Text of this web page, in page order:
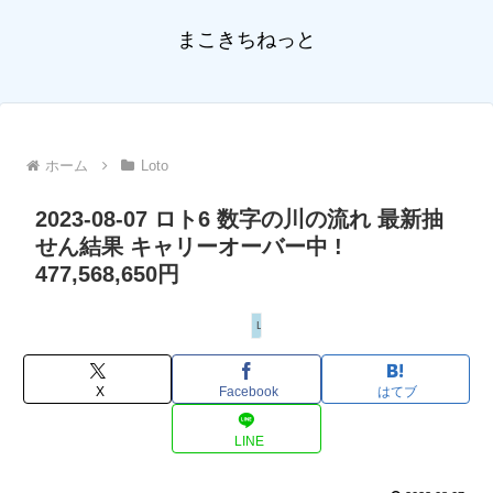
まこきちねっと
ホーム Loto
2023-08-07 ロト6 数字の川の流れ 最新抽
せん結果 キャリーオーバー中 !
477,568,650円
Loto
X Facebook はてブ
LINE